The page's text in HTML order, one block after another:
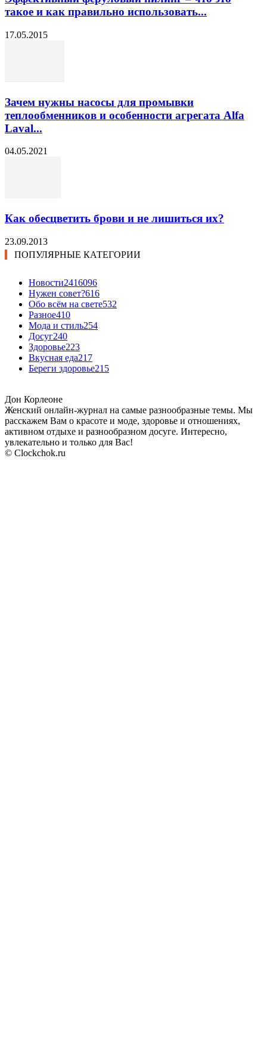
такое и как правильно использовать...
17.05.2015
Зачем нужны насосы для промывки
теплообменников и особенности агрегата Alfa
Laval...
04.05.2021
Как обесцветить брови и не лишиться их?
23.09.2013
ПОПУЛЯРНЫЕ КАТЕГОРИИ
Новости2416096
Нужен совет?616
Обо всём на свете532
Разное410
Мода и стиль254
Досуг240
Здоровье223
Вкусная еда217
Береги здоровье215
Дон Корлеоне
Женский онлайн-журнал на самые разнообразные темы. Мы
расскажем Вам о красоте и моде, здоровье и отношениях,
активном отдыхе и разнообразном досуге. Интересно,
увлекательно и только для Вас!
© Clockchok.ru